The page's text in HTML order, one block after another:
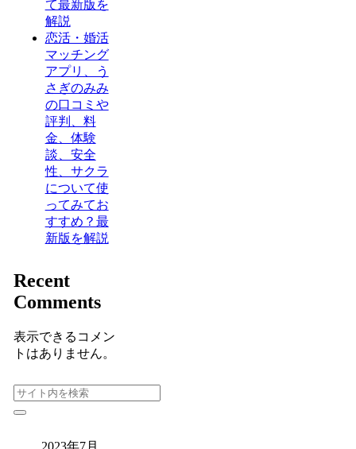
て最新版を
解説
恋活・婚活
マッチング
アプリ、う
さぎのみみ
の口コミや
評判、料
金、体験
談、安全
性、サクラ
について使
ってみてお
すすめ？最
新版を解説
Recent
Comments
表示できるコメン
トはありません。